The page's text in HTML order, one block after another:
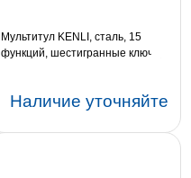
Мультитул KENLI, сталь, 15
функций, шестигранные ключи,
Наличие уточняйте